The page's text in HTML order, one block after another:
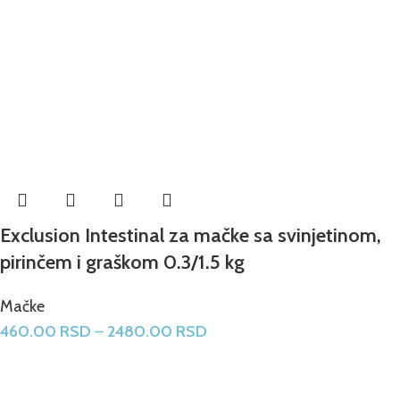
Exclusion Intestinal za mačke sa svinjetinom,
pirinčem i graškom 0.3/1.5 kg
Mačke
460.00 RSD – 2480.00 RSD